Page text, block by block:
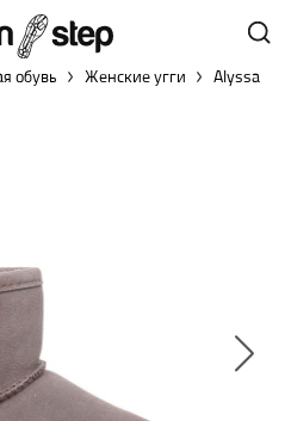
обувь Женские угги Alyssa